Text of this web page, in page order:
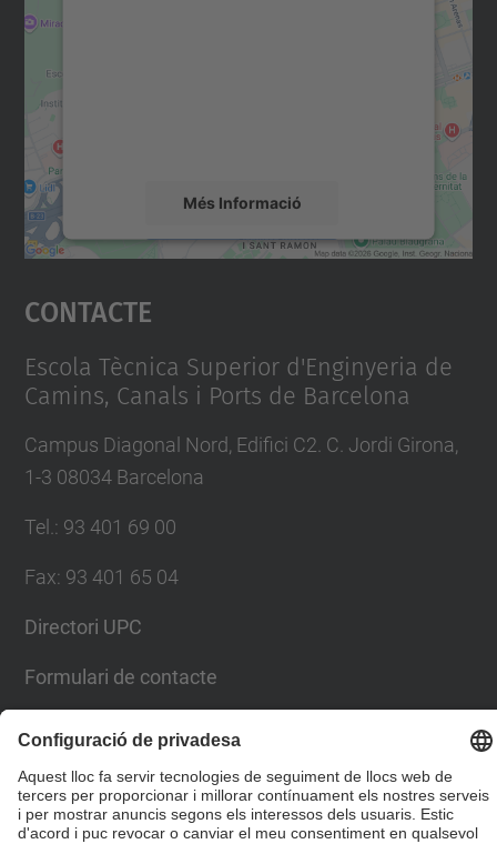
Més Informació
Accepta
powered by
Contacte
Escola Tècnica Superior d'Enginyeria de
Camins, Canals i Ports de Barcelona
Campus Diagonal Nord, Edifici C2. C. Jordi Girona,
1-3 08034 Barcelona
Tel. : 93 401 69 00
Fax: 93 401 65 04
Directori UPC
Formulari de contacte
© UPC Escola Tècnica Superior d'Enginyers de Camins,
Canals i Ports de Barcelona